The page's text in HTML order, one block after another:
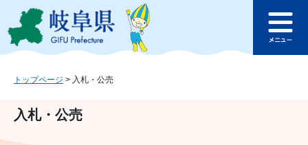
ジ
ュ
このページの本文へ
ュ
トップページ > 入札・公売
入札・公売